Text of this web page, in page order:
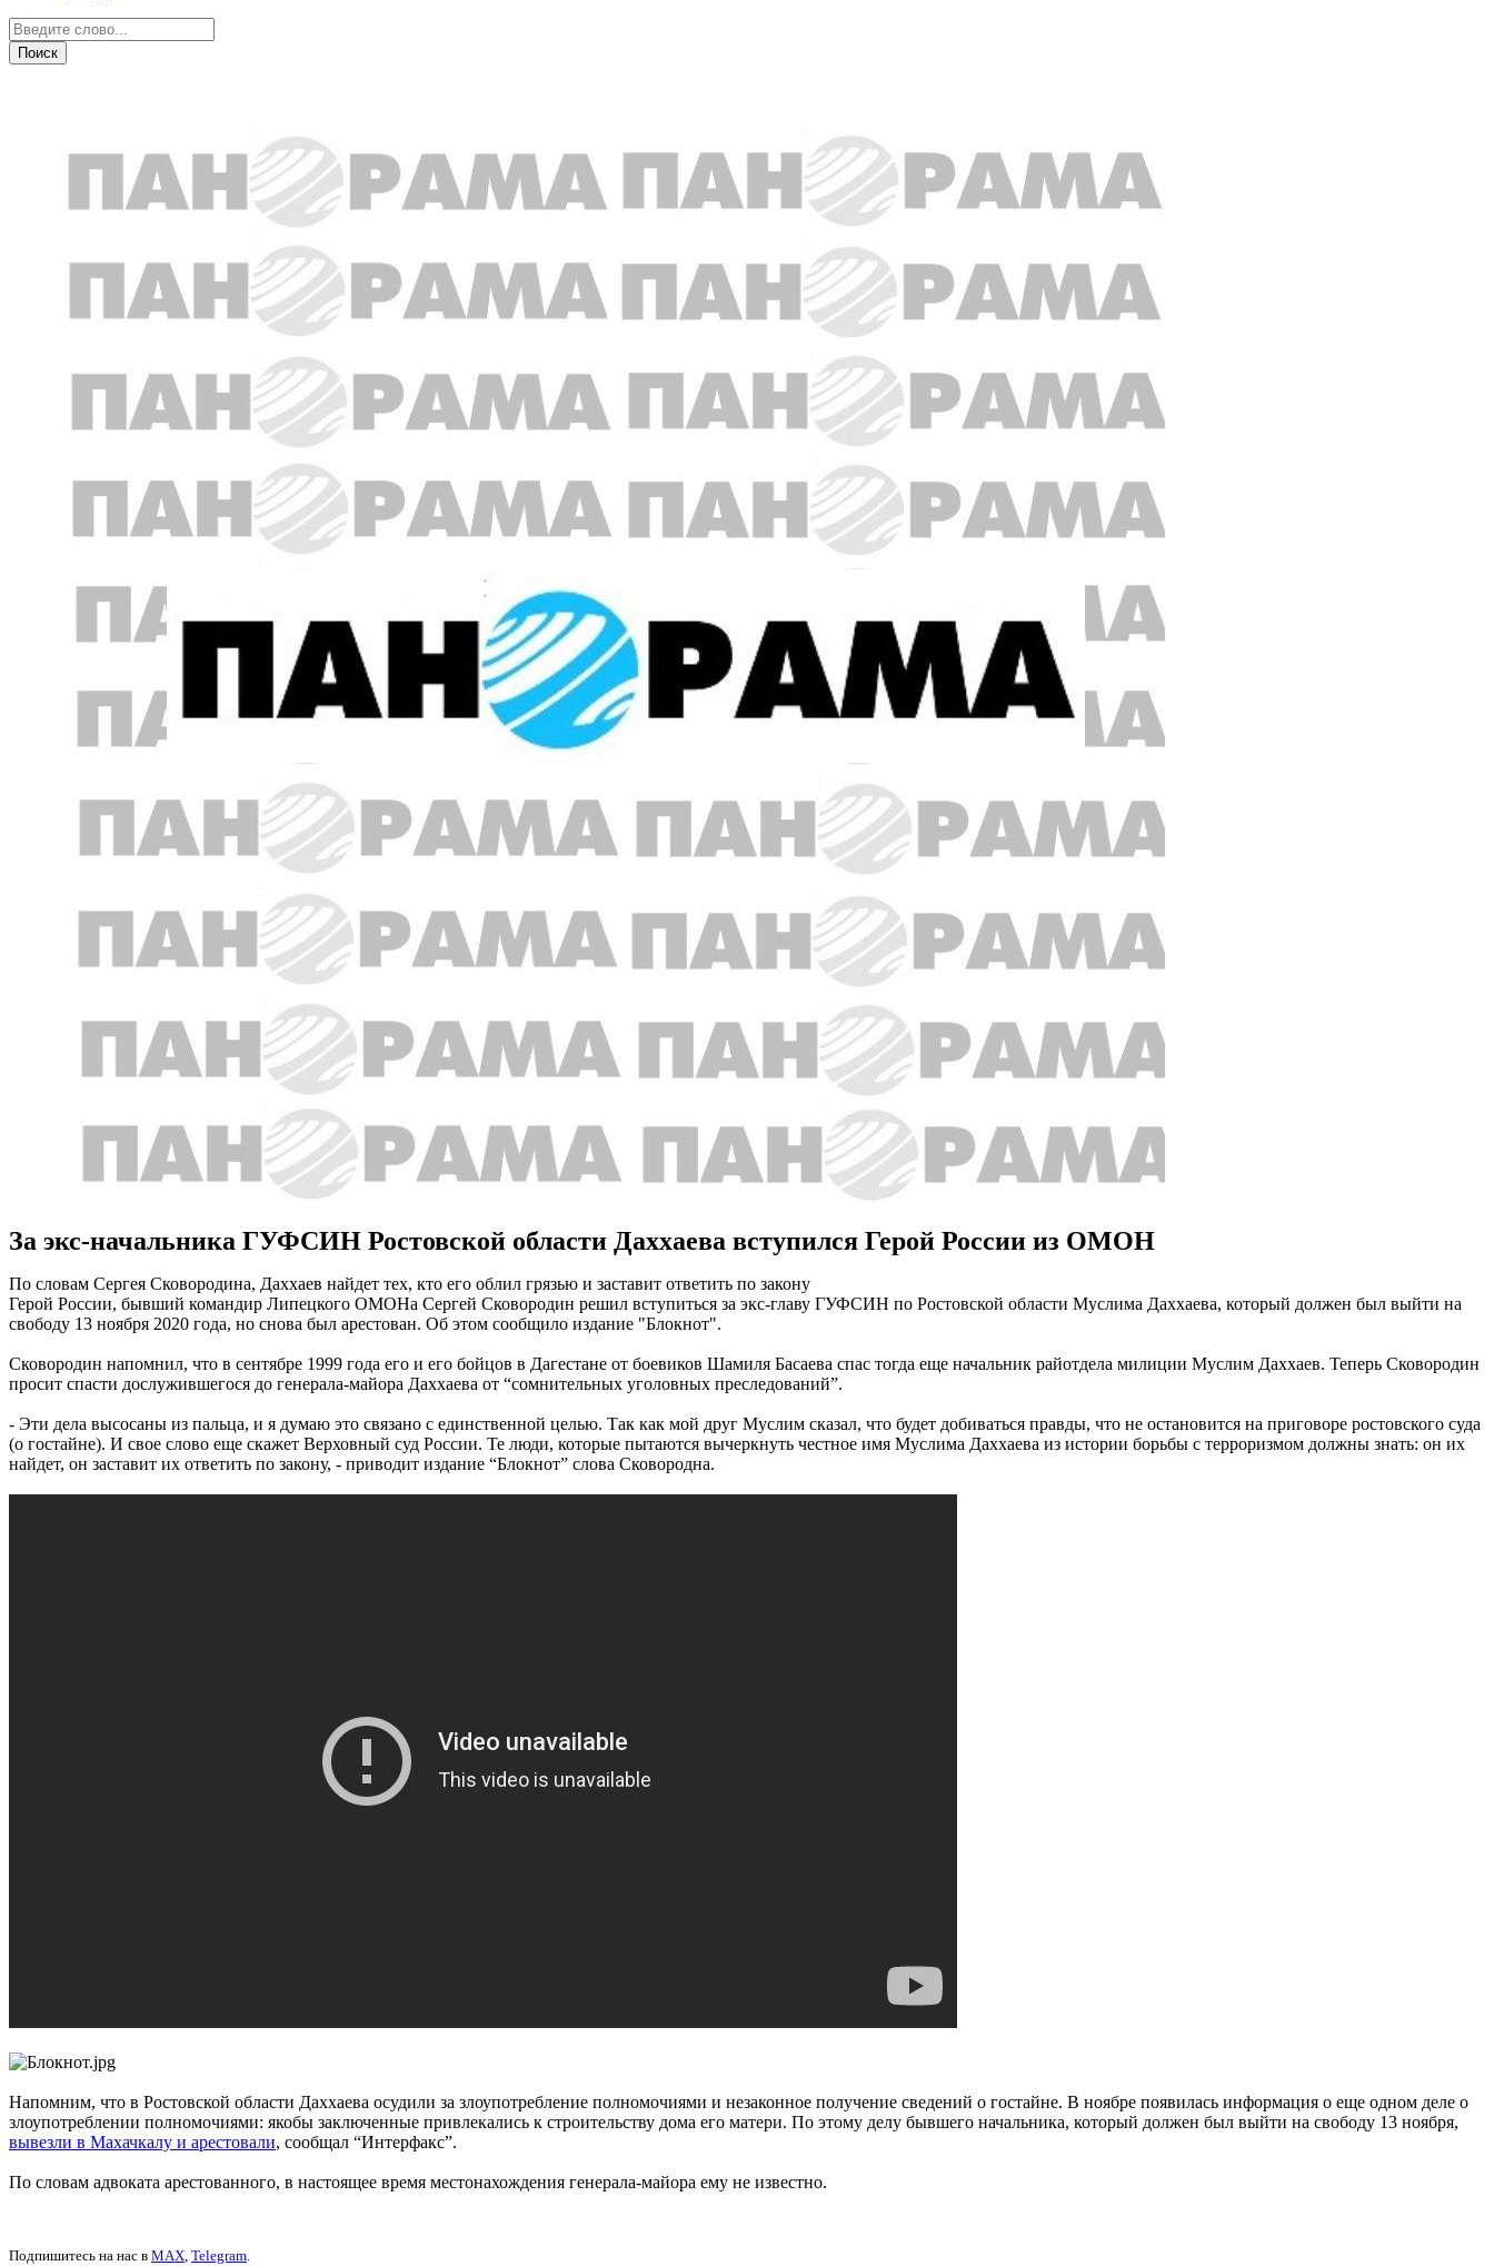
За экс-начальника ГУФСИН Ростовской области Даххаева вступился Герой России из ОМОН
По словам Сергея Сковородина, Даххаев найдет тех, кто его облил грязью и заставит ответить по закону
Герой России, бывший командир Липецкого ОМОНа Сергей Сковородин решил вступиться за экс-главу ГУФСИН по Ростовской области Муслима Даххаева, который должен был выйти на
свободу 13 ноября 2020 года, но снова был арестован. Об этом сообщило издание "Блокнот".
Сковородин напомнил, что в сентябре 1999 года его и его бойцов в Дагестане от боевиков Шамиля Басаева спас тогда еще начальник райотдела милиции Муслим Даххаев. Теперь Сковородин
просит спасти дослужившегося до генерала-майора Даххаева от “сомнительных уголовных преследований”.
- Эти дела высосаны из пальца, и я думаю это связано с единственной целью. Так как мой друг Муслим сказал, что будет добиваться правды, что не остановится на приговоре ростовского суда
(о гостайне). И свое слово еще скажет Верховный суд России. Те люди, которые пытаются вычеркнуть честное имя Муслима Даххаева из истории борьбы с терроризмом должны знать: он их
найдет, он заставит их ответить по закону, - приводит издание “Блокнот” слова Сковородна.
Напомним, что в Ростовской области Даххаева осудили за злоупотребление полномочиями и незаконное получение сведений о гостайне. В ноябре появилась информация о еще одном деле о
злоупотреблении полномочиями: якобы заключенные привлекались к строительству дома его матери. По этому делу бывшего начальника, который должен был выйти на свободу 13 ноября,
вывезли в Махачкалу и арестовали, сообщал “Интерфакс”.
По словам адвоката арестованного, в настоящее время местонахождения генерала-майора ему не известно.
Подпишитесь на нас в MAX, Telegram.